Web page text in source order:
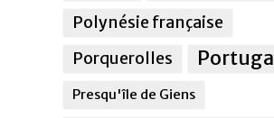
Polynésie française
Porquerolles
Portugal
Presqu'île de Giens